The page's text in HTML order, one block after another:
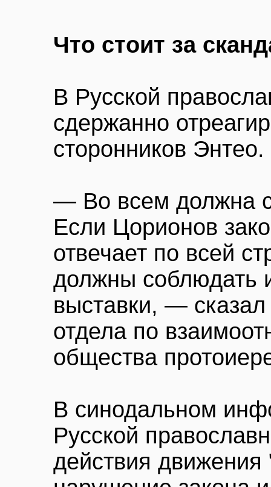
Что стоит за
В Русской
сдержанно
сторонников Энтео.
— Во всем должна
Если Цорионов
отвечает по всей
должны соблюдать
выставки, — сказал
отдела по
общества
В синодальном
Русской
действия